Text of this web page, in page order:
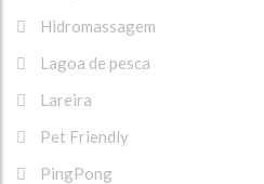
Hidromassagem
Lagoa de pesca
Lareira
Pet Friendly
PingPong